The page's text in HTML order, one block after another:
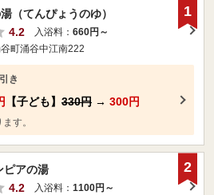
（てんぴょうのゆ）
4.2
入浴料： 660円～
町涌谷中江南222
き
【子ども】 330円 → 300円
す。
1
ピアの湯
4.2
入浴料： 1100円～
2